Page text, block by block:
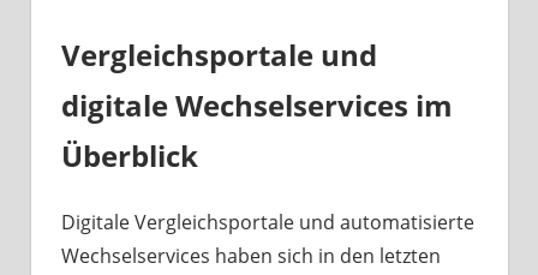
Vergleichsportale und
digitale Wechselservices im
Überblick
Digitale Vergleichsportale und automatisierte
Wechselservices haben sich in den letzten